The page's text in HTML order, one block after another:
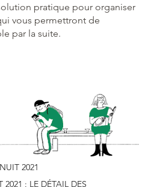
pratique pour organiser
vous permettront de
par la suite.
2021
: LE DÉTAIL DES